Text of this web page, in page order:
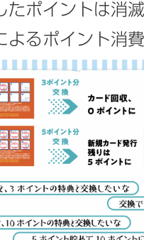
たポイントは消
よるポイント消